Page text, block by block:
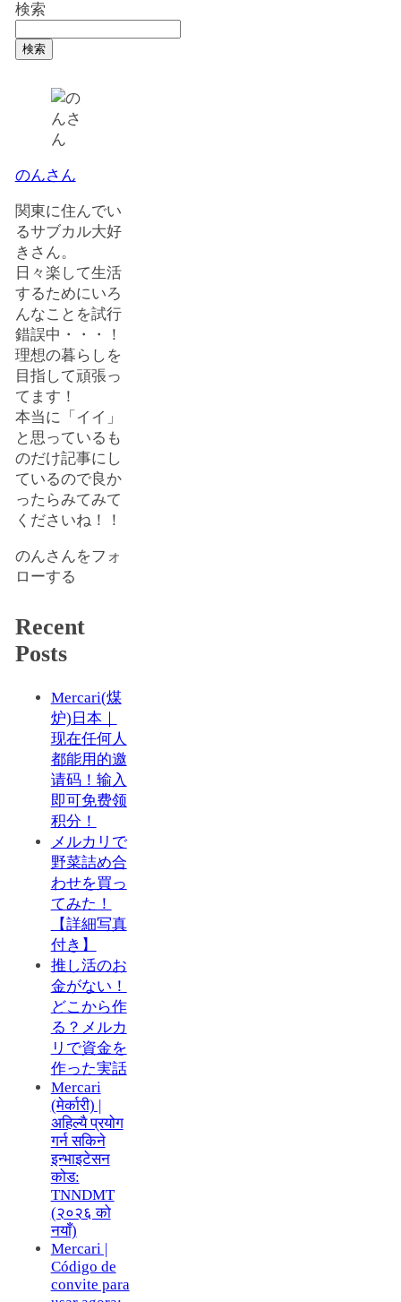
検索
検索
のんさん
関東に住んでい
るサブカル大好
きさん。
日々楽して生活
するためにいろ
んなことを試行
錯誤中・・・！
理想の暮らしを
目指して頑張っ
てます！
本当に「イイ」
と思っているも
のだけ記事にし
ているので良か
ったらみてみて
くださいね！！
のんさんをフォ
ローする
Recent
Posts
Mercari(煤
炉)日本｜
现在任何人
都能用的邀
请码！输入
即可免费领
积分！
メルカリで
野菜詰め合
わせを買っ
てみた！
【詳細写真
付き】
推し活のお
金がない！
どこから作
る？メルカ
リで資金を
作った実話
Mercari
(मेर्कारी) |
अहिल्यै प्रयोग
गर्न सकिने
इन्भाइटेसन
कोड:
TNNDMT
(२०२६ को
नयाँ)
Mercari |
Código de
convite para